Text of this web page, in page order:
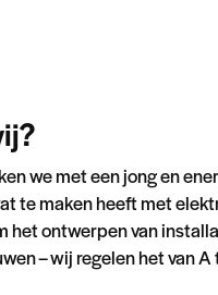
we met een jong en
te maken heeft met
het ontwerpen van
– wij regelen het van A